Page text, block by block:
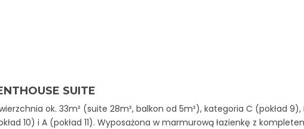
SUITE
ok. 33m² (suite 28m², balkon od 5m²), kategoria C (pokład 9),
10) i A (pokład 11). Wyposażona w marmurową łazienkę z